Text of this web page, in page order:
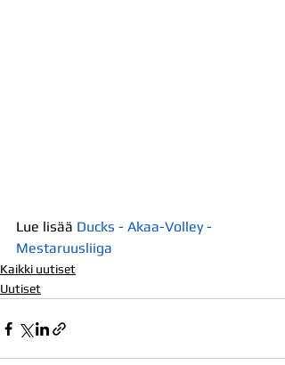
Lue lisää Ducks - Akaa-Volley -
Mestaruusliiga
Kaikki uutiset
Uutiset